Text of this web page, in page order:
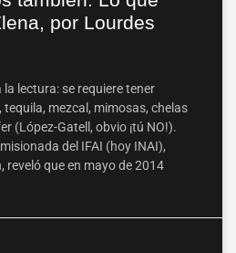
por Lourdes
lectura: se requiere tener
mezcal, mimosas, chelas
(López-Gatell, obvio ¡tú NO!).
del IFAI (hoy INAI),
reveló que en mayo de 2014